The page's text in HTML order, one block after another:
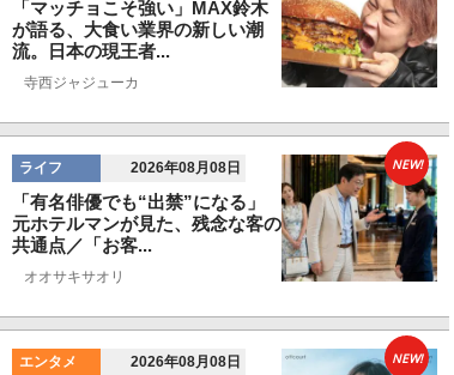
「マッチョこそ強い」MAX鈴木
が語る、大食い業界の新しい潮
流。日本の現王者...
寺西ジャジューカ
ライフ 2026年08月08日
「有名俳優でも“出禁”になる」
元ホテルマンが見た、残念な客の
共通点／「お客...
オオサキサオリ
NEW!
エンタメ 2026年08月08日 NEW!